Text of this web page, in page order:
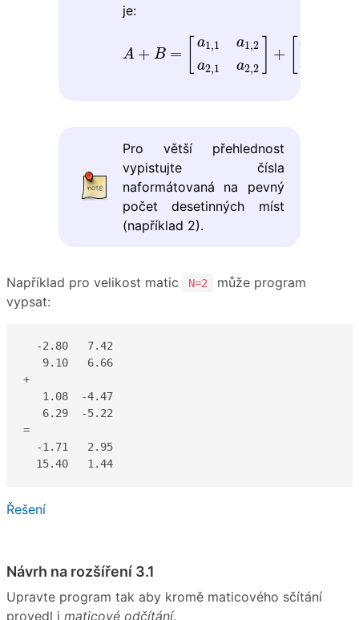
je:
A + B =
a1,1 a1,2
a2,1 a2,2
+
b
b
1a 2 +
Pro větší přehlednost
vypistujte čísla
naformátovaná na pevný
počet desetinných míst
(například 2).
Například pro velikost matic N=2
může program
vypsat:
  -2.80   7.42
   9.10   6.66
+
   1.08  -4.47
   6.29  -5.22
=
  -1.71   2.95
  15.40   1.44
Řešení
Návrh na rozšíření 3.1
Upravte program tak aby kromě maticového sčítání
provedl i maticové odčítání.